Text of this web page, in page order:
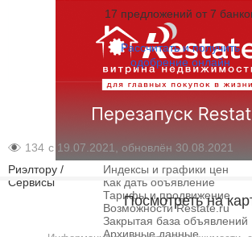
Риэлтору /
Сервисы
Индексы и графики цен
Как дать объявление
Тарифы и продвижение
Возможности Restate.ru
Закрытая база объявлений
Архивные данные
17 предложений от 7
Рассчитать и получить
одобрение онлайн
134 с 19.07.2021, обновлён 30.08.2021
Посмотреть на